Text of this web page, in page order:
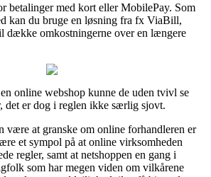
betalinger med kort eller MobilePay. Som
kan du bruge en løsning fra fx ViaBill,
dække omkostningerne over en længere
online webshop kunne de uden tvivl se
det er dog i reglen ikke særlig sjovt.
være at granske om online forhandleren er
et sympol på at online virksomheden
regler, samt at netshoppen en gang i
som har megen viden om vilkårene